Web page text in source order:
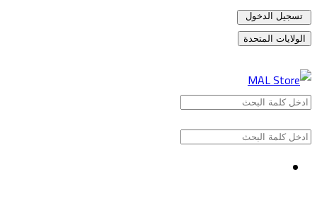
تسجيل الدخول
الولايات المتحدة